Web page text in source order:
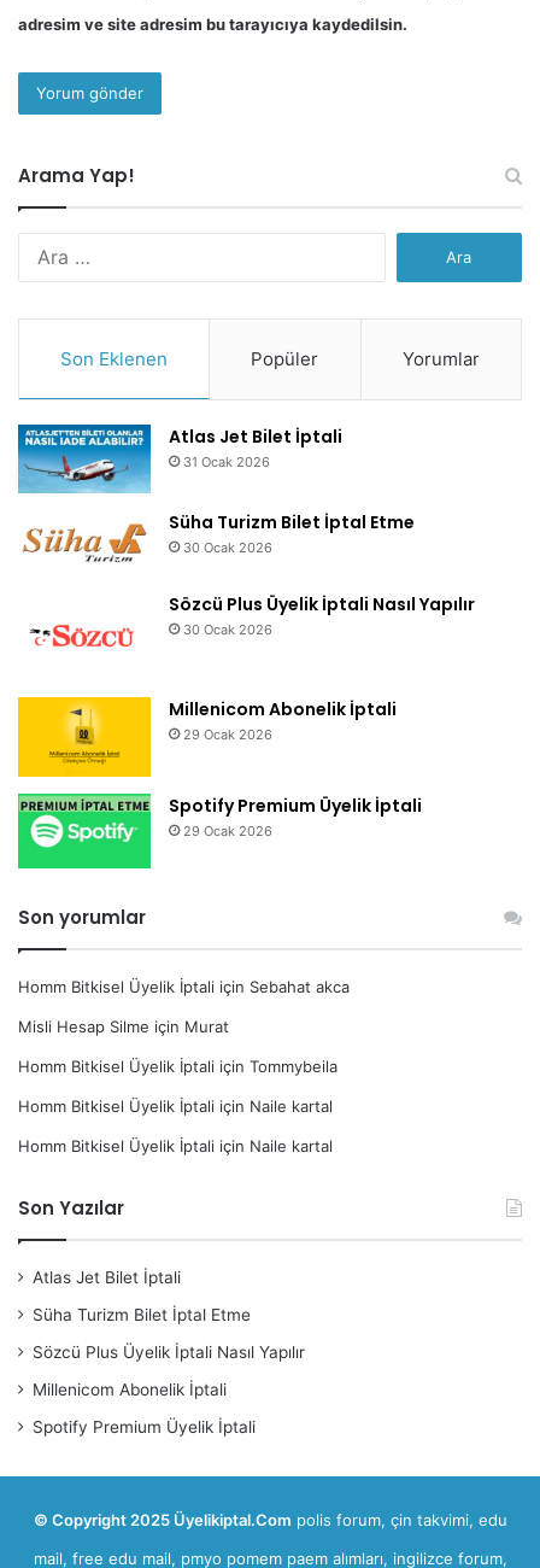
adresim ve site adresim bu tarayıcıya kaydedilsin.
Arama Yap!
Son Eklenen Popüler Yorumlar
Atlas Jet Bilet İptali
31 Ocak 2026
Süha Turizm Bilet İptal Etme
30 Ocak 2026
Sözcü Plus Üyelik İptali Nasıl Yapılır
30 Ocak 2026
Millenicom Abonelik İptali
29 Ocak 2026
Spotify Premium Üyelik İptali
29 Ocak 2026
Son yorumlar
Homm Bitkisel Üyelik İptali için Sebahat akca
Misli Hesap Silme için Murat
Homm Bitkisel Üyelik İptali için Tommybeila
Homm Bitkisel Üyelik İptali için Naile kartal
Homm Bitkisel Üyelik İptali için Naile kartal
Son Yazılar
Atlas Jet Bilet İptali
Süha Turizm Bilet İptal Etme
Sözcü Plus Üyelik İptali Nasıl Yapılır
Millenicom Abonelik İptali
Spotify Premium Üyelik İptali
© Copyright 2025 Üyelikiptal.Com polis forum, çin takvimi, edu
mail, free edu mail, pmyo pomem paem alımları, ingilizce forum,